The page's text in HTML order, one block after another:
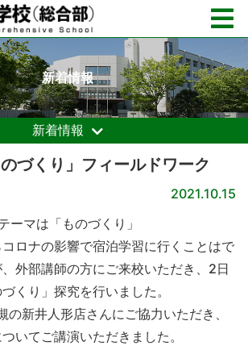
新着情報
新着情報
づくり」フィールドワーク
2021.10.15
ーマは「ものづくり」
ロナの影響で宿泊学習に行くことはで
外部講師の方にご来校いただき、2日
くり」探究を行いました。
の新井人形店さんにご協力いただき、
いてご講演いただきました。